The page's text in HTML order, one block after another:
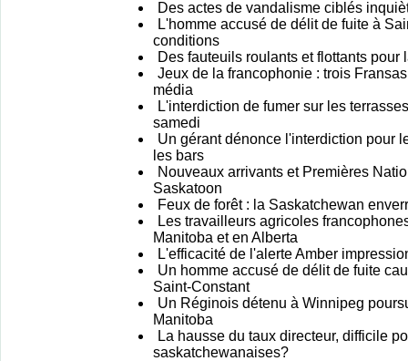
Des actes de vandalisme ciblés
L'homme accusé de délit de fuite à
conditions
Des fauteuils roulants et flottants pour
Jeux de la francophonie : trois
média
L'interdiction de fumer sur les
samedi
Un gérant dénonce l'interdiction pour
les bars
Nouveaux arrivants et Premières
Saskatoon
Feux de forêt : la Saskatchewan
Les travailleurs agricoles
Manitoba et en Alberta
L'efficacité de l'alerte Amber
Un homme accusé de délit de fuite
Saint-Constant
Un Réginois détenu à Winnipeg
Manitoba
La hausse du taux directeur, difficile
saskatchewanaises?